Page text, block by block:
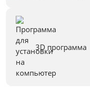
3D программа